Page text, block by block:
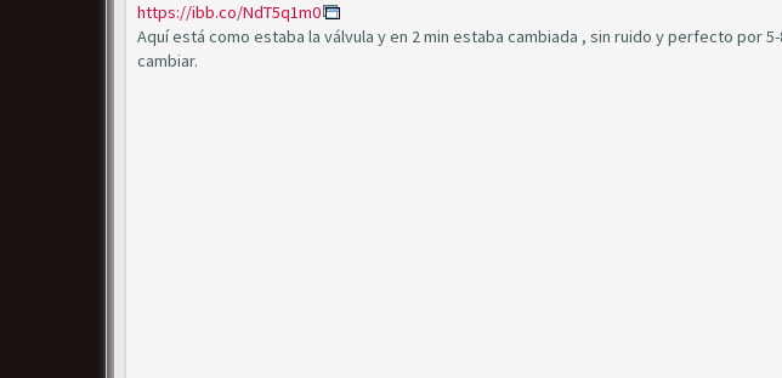
https://ibb.co/NdT5q1m0
Aquí está como estaba la válvula y en 2 min estaba cambiada , sin ruido y perfecto por
cambiar.